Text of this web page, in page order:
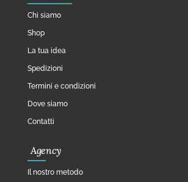
Chi siamo
Shop
La tua idea
Spedizioni
Termini e condizioni
Dove siamo
Contatti
Agency
Il nostro metodo